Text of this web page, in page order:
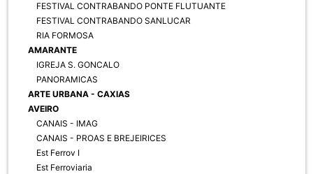
FESTIVAL CONTRABANDO PONTE FLUTUANTE
FESTIVAL CONTRABANDO SANLUCAR
RIA FORMOSA
AMARANTE
IGREJA S. GONCALO
PANORAMICAS
ARTE URBANA - CAXIAS
AVEIRO
CANAIS - IMAG
CANAIS - PROAS E BREJEIRICES
Est Ferrov I
Est Ferroviaria